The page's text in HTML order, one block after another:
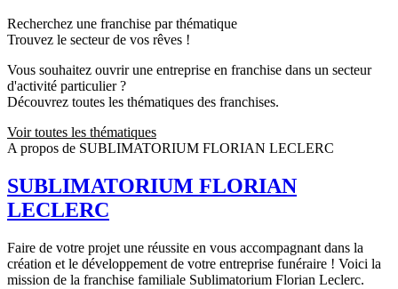
Recherchez une franchise par thématique
Trouvez le secteur de vos rêves !
Vous souhaitez ouvrir une entreprise en franchise dans un secteur
d'activité particulier ?
Découvrez toutes les thématiques des franchises.
Voir toutes les thématiques
A propos de SUBLIMATORIUM FLORIAN LECLERC
SUBLIMATORIUM FLORIAN
LECLERC
Faire de votre projet une réussite en vous accompagnant dans la
création et le développement de votre entreprise funéraire ! Voici la
mission de la franchise familiale Sublimatorium Florian Leclerc.